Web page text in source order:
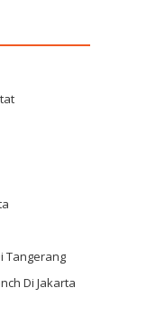
Tangerang
Di Jakarta